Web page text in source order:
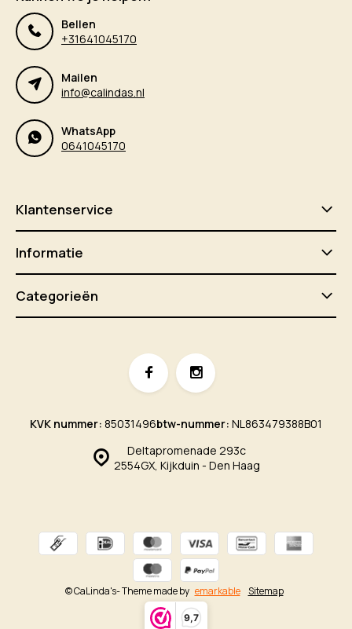
9,7
Bellen
+31641045170
Mailen
info@calindas.nl
WhatsApp
0641045170
Klantenservice
Informatie
Categorieën
Deltapromenade 293c
2554GX, Kijkduin - Den Haag
KVK nummer: 85031496btw-nummer: NL863479388B01
© CaLinda's- Theme made by emarkable Sitemap